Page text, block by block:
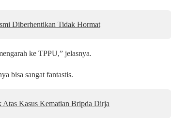
Diberhentikan Tidak Hormat
ke TPPU,” jelasnya.
bisa sangat fantastis.
Atas Kasus Kematian Bripda Dirja